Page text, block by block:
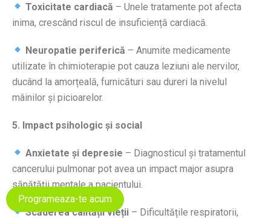
Toxicitate cardiacă – Unele tratamente pot afecta
inima, crescând riscul de insuficiență cardiacă.
Neuropatie periferică – Anumite medicamente
utilizate în chimioterapie pot cauza leziuni ale nervilor,
ducând la amorțeală, furnicături sau dureri la nivelul
mâinilor și picioarelor.
5. Impact psihologic și social
Anxietate și depresie – Diagnosticul și tratamentul
cancerului pulmonar pot avea un impact major asupra
sănătății mentale a pacientului.
Scăderea calității vieții – Dificultățile respiratorii,
Programeaza-te acum